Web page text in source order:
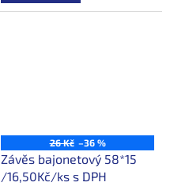
26 Kč –36 %
Závěs bajonetový 58*15
/16,50Kč/ks s DPH